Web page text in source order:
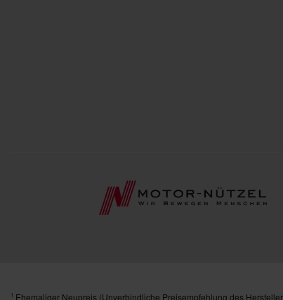
1 Ehemaliger Neupreis (Unverbindliche Preisempfehlung des